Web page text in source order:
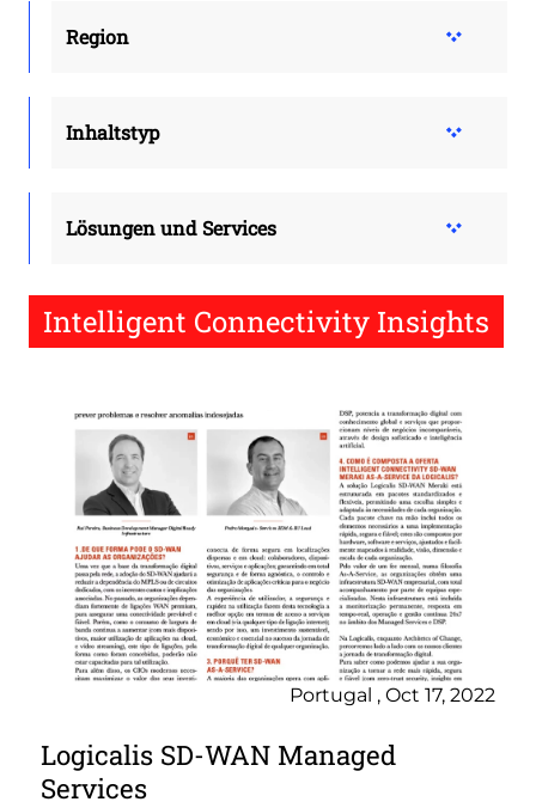
Region
Inhaltstyp
Lösungen und Services
Intelligent Connectivity Insights
Portugal , Oct 17, 2022
Logicalis SD-WAN Managed
Services